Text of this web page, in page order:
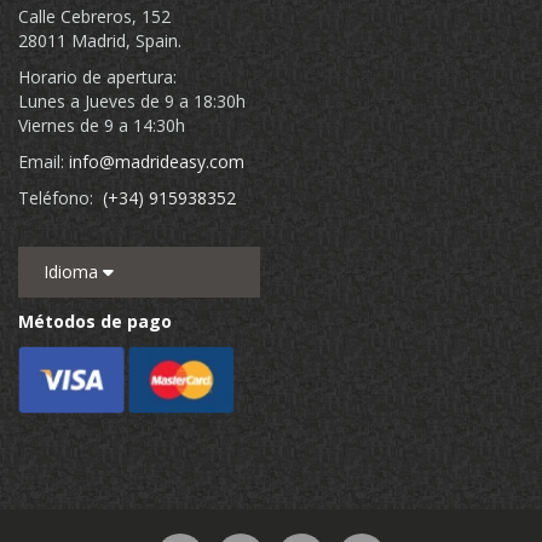
Calle Cebreros, 152
28011 Madrid, Spain.
Horario de apertura:
Lunes a Jueves de 9 a 18:30h
Viernes de 9 a 14:30h
Email: info@madrideasy.com
Teléfono: (+34) 915938352
Idioma
Métodos de pago